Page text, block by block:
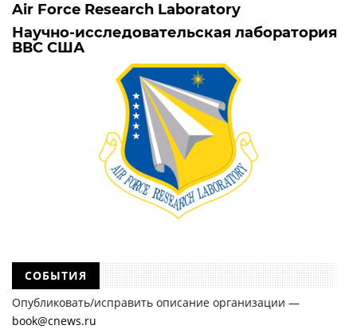
Air Force Research Laboratory
Научно-исследовательская лаборатория
ВВС США
СОБЫТИЯ
Опубликовать/исправить описание организации —
book@cnews.ru